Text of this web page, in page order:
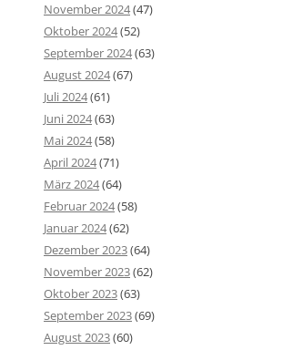
November 2024(47)
Oktober 2024(52)
September 2024(63)
August 2024(67)
Juli 2024(61)
Juni 2024(63)
Mai 2024(58)
April 2024(71)
März 2024(64)
Februar 2024(58)
Januar 2024(62)
Dezember 2023(64)
November 2023(62)
Oktober 2023(63)
September 2023(69)
August 2023(60)